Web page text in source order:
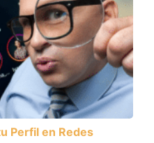
Perfil en Redes